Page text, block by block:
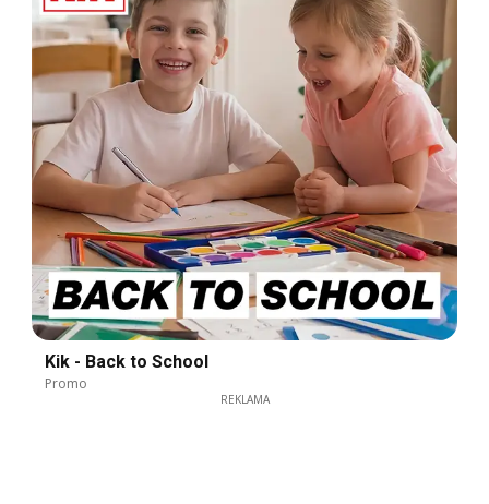
Kik - Back to School
Promo
REKLAMA